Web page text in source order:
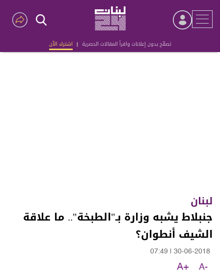
تصفّح بدون إعلانات واقرأ المقالات الحصرية | اشترك الآن
Advertisement
لبنان
جنبلاط يشبه وزارة بـ"الطبخة".. ما علاقة
الشيف أنطوان؟
30-06-2018
07:49
A-
A+